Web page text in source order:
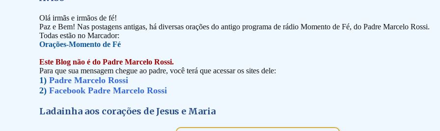
Olá irmãs e irmãos de fé!
Paz e Bem! Nas postagens antigas, há diversas orações do antigo programa de rádio Momento de Fé, do Padre Marcelo Rossi.
Todas estão no Marcador:
Orações-Momento de Fé
Este Blog não é do Padre Marcelo Rossi.
Para que sua mensagem chegue ao padre, você terá que acessar os sites dele:
1) Padre Marcelo Rossi
2) Facebook Padre Marcelo Rossi
Ladainha aos corações de Jesus e Maria